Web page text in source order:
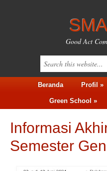
Good Act
Beranda Profil »
Green School »
Informasi
Semester